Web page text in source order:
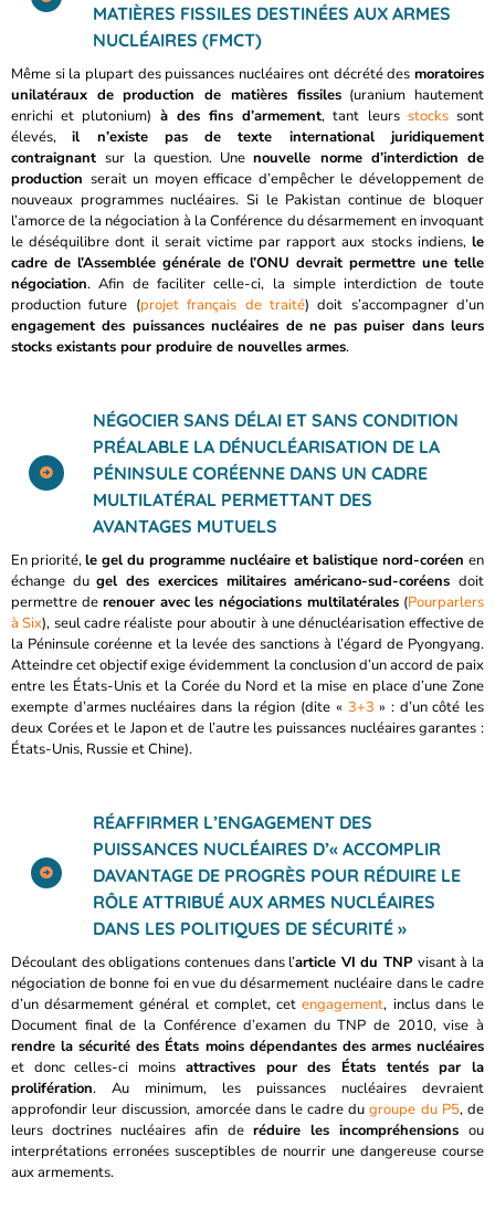
MATIÈRES FISSILES DESTINÉES AUX ARMES
NUCLÉAIRES (FMCT)
Même si la plupart des puissances nucléaires ont décrété des moratoires
unilatéraux de production de matières fissiles(uranium hautement
enrichi et plutonium) à des fins d’armement, tant leurs stockssont
élevés,il n’existe pas de texte international juridiquement
contraignantsur la question. Unenouvelle norme d’interdiction de
production serait un moyen efficace d’empêcher le développement de
nouveaux programmes nucléaires. Si le Pakistan continue de bloquer
l’amorce de la négociation à la Conférence du désarmement en invoquant
le déséquilibre dont il serait victime par rapport aux stocks indiens, le
cadre de l’Assemblée générale de l’ONU devrait permettre une telle
négociation. Afin de faciliter celle-ci, la simple interdiction de toute
production future (projet français de traité) doit s’accompagner d’un
engagement des puissances nucléaires de ne pas puiser dans leurs
stocks existants pour produire de nouvelles armes.
NÉGOCIER SANS DÉLAI ET SANS CONDITION
PRÉALABLE LA DÉNUCLÉARISATION DE LA
PÉNINSULE CORÉENNE DANS UN CADRE
MULTILATÉRAL PERMETTANT DES
AVANTAGES MUTUELS
En priorité,le gel du programme nucléaire et balistique nord-coréen en
échange dugel des exercices militaires américano-sud-coréensdoit
permettre de renouer avec les négociations multilatérales (Pourparlers
à Six), seul cadre réaliste pour aboutir à une dénucléarisation effective de
la Péninsule coréenne et la levée des sanctions à l’égard de Pyongyang.
Atteindre cet objectif exige évidemment la conclusion d’un accord de paix
entre les États-Unis et la Corée du Nord et la mise en place d’une Zone
exempte d’armes nucléaires dans la région (dite « 3+3 » : d’un côté les
deux Corées et le Japon et de l’autre les puissances nucléaires garantes :
États-Unis, Russie et Chine).
RÉAFFIRMER L’ENGAGEMENT DES
PUISSANCES NUCLÉAIRES D’« ACCOMPLIR
DAVANTAGE DE PROGRÈS POUR RÉDUIRE LE
RÔLE ATTRIBUÉ AUX ARMES NUCLÉAIRES
DANS LES POLITIQUES DE SÉCURITÉ »
Découlant des obligations contenues dans l’article VI du TNP visant à la
négociation de bonne foi en vue du désarmement nucléaire dans le cadre
d’un désarmement général et complet, cetengagement, inclus dans le
Document final de la Conférence d’examen du TNP de 2010, vise à
rendre la sécurité des États moins dépendantes des armes nucléaires
et donc celles-ci moins attractives pour des États tentés par la
prolifération. Au minimum, les puissances nucléaires devraient
approfondir leur discussion, amorcée dans le cadre dugroupe du P5, de
leurs doctrines nucléaires afin de réduire les incompréhensions ou
interprétations erronées susceptibles de nourrir une dangereuse course
aux armements.